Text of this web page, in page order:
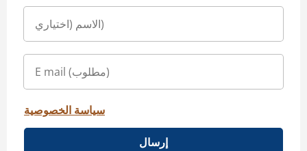
سياسة الخصوصية
إرسال